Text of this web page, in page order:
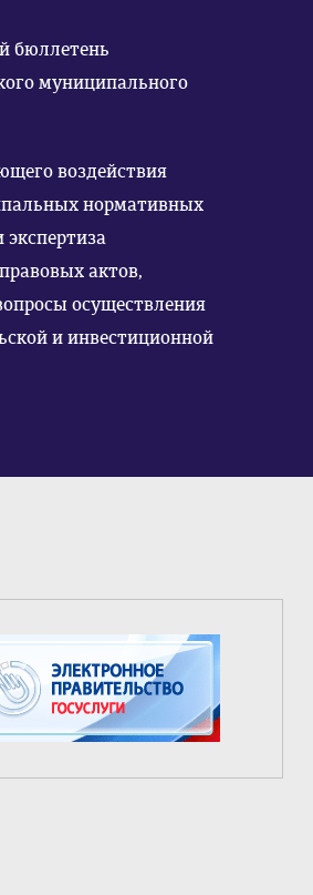
бюллетень
муниципального
воздействия
нормативных
актов,
осуществления
и инвестиционной